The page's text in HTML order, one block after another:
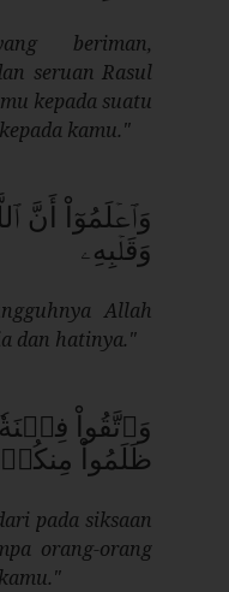
beriman,
seruan Rasul
kepada suatu
kamu."
وَٱعۡلَمُوٓاْ أَنَّ
وَقَلۡبِهِۦ
Allah
dan hatinya."
وَٱتَّقُواْ
ظَلَمُواْ
pada siksaan
orang-orang